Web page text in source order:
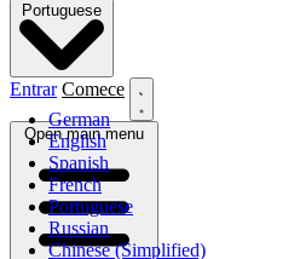
Portuguese
German
English
Spanish
French
Portuguese
Russian
Chinese (Simplified)
Entrar Comece
Open main menu